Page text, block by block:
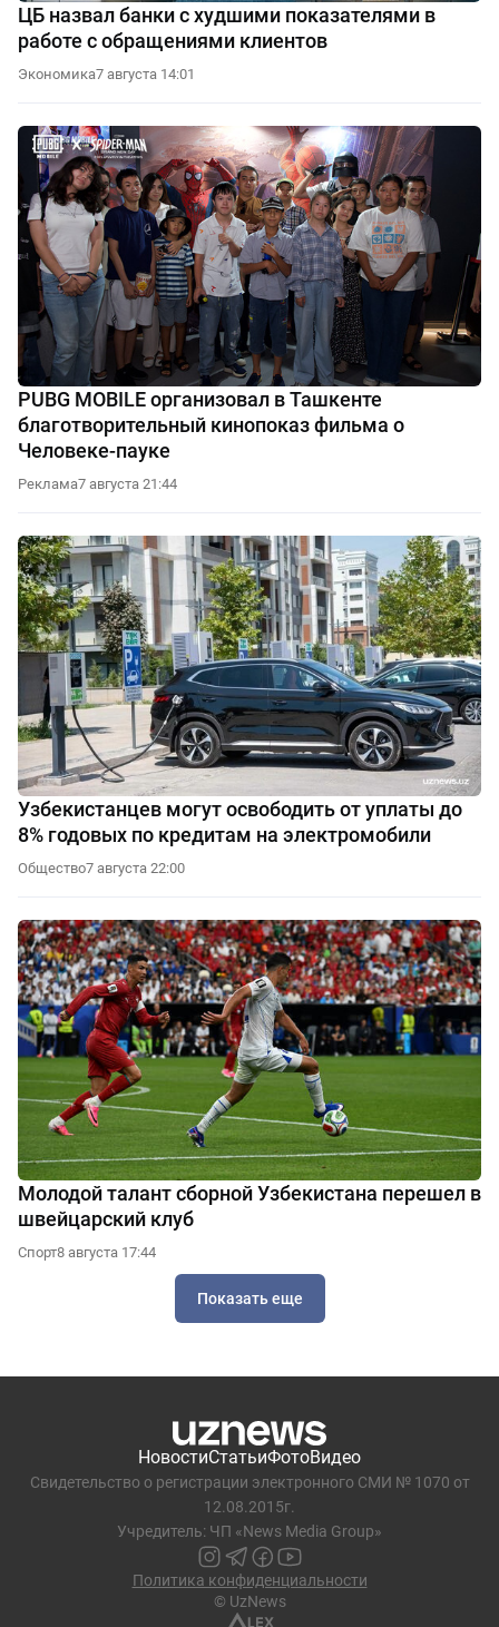
ЦБ назвал банки с худшими показателями в
работе с обращениями клиентов
Экономика7 августа 14:01
PUBG MOBILE организовал в Ташкенте
благотворительный кинопоказ фильма о
Человеке-пауке
Реклама7 августа 21:44
Узбекистанцев могут освободить от уплаты до
8% годовых по кредитам на электромобили
Общество7 августа 22:00
Молодой талант сборной Узбекистана перешел в
швейцарский клуб
Спорт8 августа 17:44
Показать еще
НовостиСтатьиФотоВидео
Свидетельство о регистрации электронного СМИ № 1070 от
12.08.2015г.
Учредитель: ЧП «News Media Group»
Политика конфиденциальности
© UzNews